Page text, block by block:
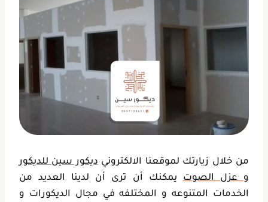
من خلال زيارتك لموقعنا الالكترونيديكور سين للديكور
و عزل الصوتيمكنك أن ترى أن لدينا العديد من
الخدمات المتنوعه و المختلفه في مجال الديكورات و